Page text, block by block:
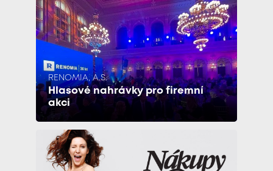
RENOMIA, A.S.
Hlasové nahrávky pro firemní
akci